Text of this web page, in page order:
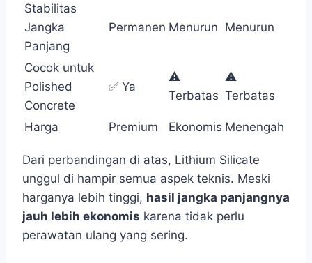
Stabilitas
Jangka
Panjang
Permanen Menurun Menurun
Cocok untuk
Polished
Concrete
✅ Ya
⚠️
Terbatas
⚠️
Terbatas
Harga Premium Ekonomis Menengah
Dari perbandingan di atas, Lithium Silicate
unggul di hampir semua aspek teknis. Meski
harganya lebih tinggi, hasil jangka panjangnya
jauh lebih ekonomis karena tidak perlu
perawatan ulang yang sering.